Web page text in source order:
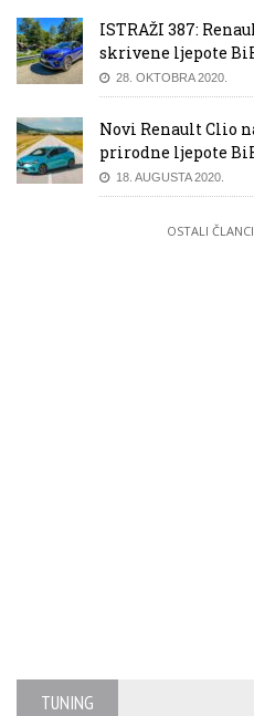
ISTRAŽI 387:
skrivene ljepote
28. OKTOBRA 2020.
Novi Renault Clio
prirodne ljepote
18. AUGUSTA 2020.
OSTALI ČLANCI
TUNING